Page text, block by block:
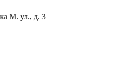
М. ул., д. 3